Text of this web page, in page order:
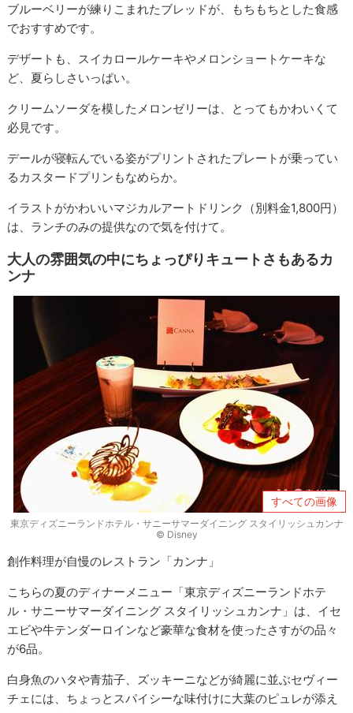
ブルーベリーが練りこまれたブレッドが、もちもちとした食感
でおすすめです。
デザートも、スイカロールケーキやメロンショートケーキな
ど、夏らしさいっぱい。
クリームソーダを模したメロンゼリーは、とってもかわいくて
必見です。
デールが寝転んでいる姿がプリントされたプレートが乗ってい
るカスタードプリンもなめらか。
イラストがかわいいマジカルアートドリンク（別料金1,800円）
は、ランチのみの提供なので気を付けて。
大人の雰囲気の中にちょっぴりキュートさもあるカ
ンナ
すべての画像
東京ディズニーランドホテル・サニーサマーダイニング スタイリッシュカンナ
© Disney
創作料理が自慢のレストラン「カンナ」
こちらの夏のディナーメニュー「東京ディズニーランドホテ
ル・サニーサマーダイニング スタイリッシュカンナ」は、イセ
エビや牛テンダーロインなど豪華な食材を使ったさすがの品々
が6品。
白身魚のハタや青茄子、ズッキーニなどが綺麗に並ぶセヴィー
チェには、ちょっとスパイシーな味付けに大葉のピュレが添え